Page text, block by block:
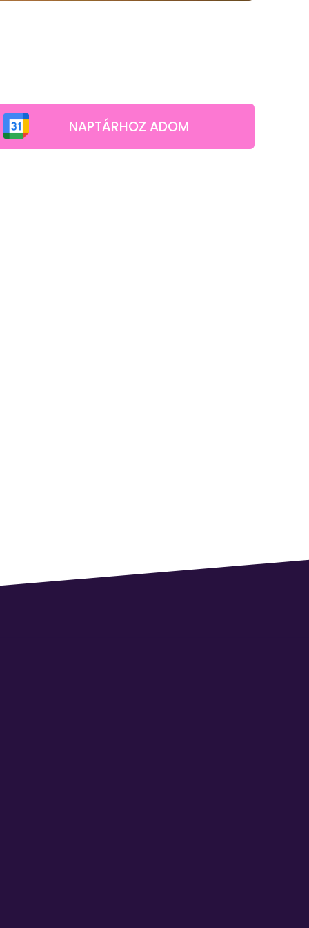
NAPTÁRHOZ ADOM